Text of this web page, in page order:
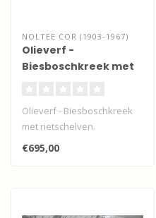
NOLTEE COR (1903-1967)
Olieverf -
Biesboschkreek met
Olieverf - Biesboschkreek
met rietschelven.
€695,00